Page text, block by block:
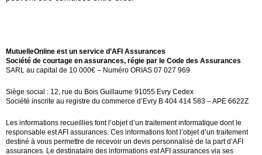
MutuelleOnline est un service d’AFI Assurances
Société de courtage en assurances, régie par le Code des Assurances
SARL au capital de 10 000€ – Numéro ORIAS 07 027 969
Siège social : 12, rue du Bois Guillaume 91055 Evry Cedex
Société inscrite au registre du commerce d’Evry B 404 414 583 – APE 6622Z
Les informations recueillies font l’objet d’un traitement informatique dont le
responsable est AFI assurances. Ces informations font l’objet d’un traitement
destiné à vous permettre de recevoir un devis personnalisé de la part d’AFI
assurances. Le destinataire des informations est AFI assurances via ses